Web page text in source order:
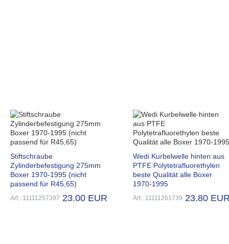
Stiftschraube
Zylinderbefestigung 275mm
Boxer 1970-1995 (nicht
passend für R45,65)
Art.: 11111257397 23.00 EUR
Wedi Kurbelwelle hinten aus
PTFE Polytetrafluorethylen
beste Qualität alle Boxer
1970-1995
Art.: 11111261739 23.80